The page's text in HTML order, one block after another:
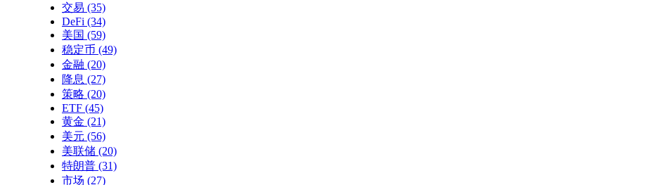
交易 (35)
DeFi (34)
美国 (59)
稳定币 (49)
金融 (20)
降息 (27)
策略 (20)
ETF (45)
黄金 (21)
美元 (56)
美联储 (20)
特朗普 (31)
市场 (27)